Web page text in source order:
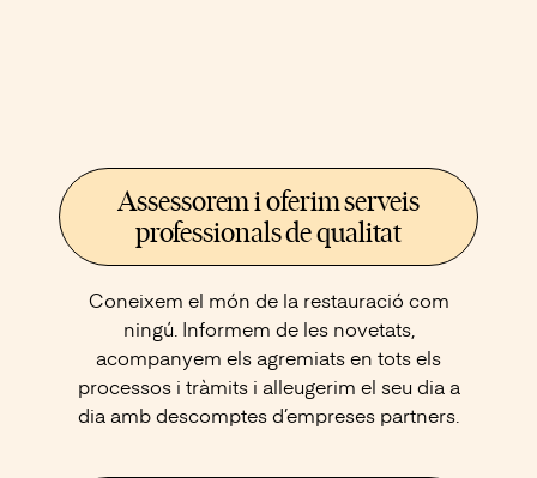
Assessorem i oferim serveis
professionals de qualitat
Coneixem el món de la restauració com
ningú. Informem de les novetats,
acompanyem els agremiats en tots els
processos i tràmits i alleugerim el seu dia a
dia amb descomptes d’empreses partners.